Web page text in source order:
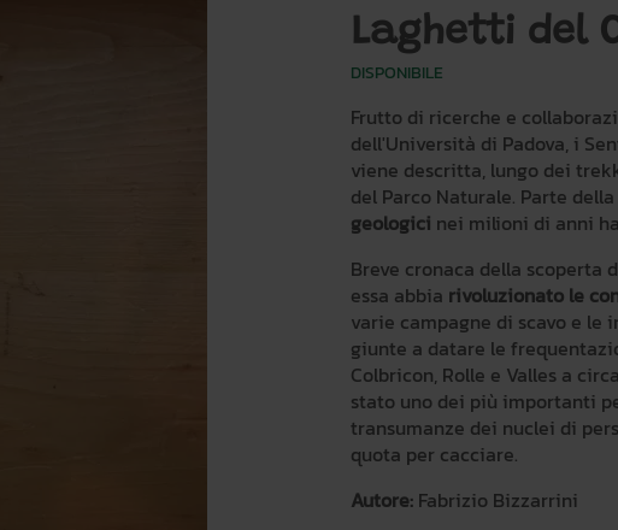
Laghetti del
DISPONIBILE
Frutto di ricerche e
dell'Università di Padova, i
viene descritta, lungo dei
del Parco Naturale. Parte della
geologici nei milioni di anni
Breve cronaca della scoperta
essa abbia rivoluzionato le
varie campagne di scavo e
giunte a datare le
Colbricon, Rolle e Valles a
stato uno dei più importanti
transumanze dei nuclei di
quota per cacciare.
Autore: Fabrizio Bizzarrini